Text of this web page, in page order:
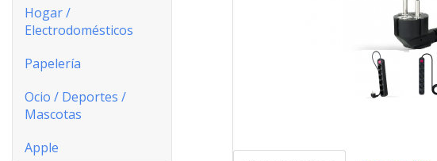
Hogar /
Electrodomésticos
Papelería
Ocio / Deportes /
Mascotas
Apple